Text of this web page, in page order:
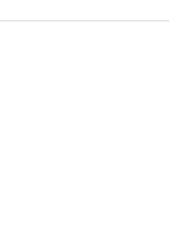
Polymer Fuse Cutout, Drop out Fuses 36 Kv 200A